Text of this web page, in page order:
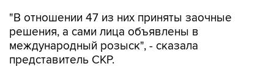
"В отношении 47 из них приняты заочные
решения, а сами лица объявлены в
международный розыск", - сказала
представитель СКР.